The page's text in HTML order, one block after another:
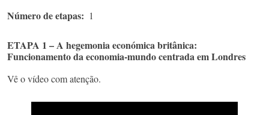
Número de etapas 1
ETAPA 1 – A hegemonia económica britânica:
Funcionamento da economia-mundo centrada em Londres
Vê o vídeo com atenção.